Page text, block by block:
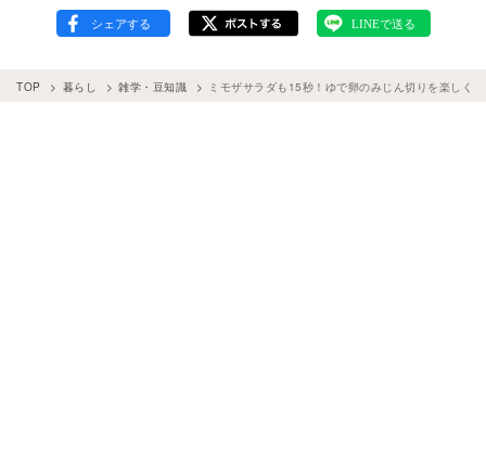
TOP 暮らし 雑学・豆知識 ミモザサラダも15秒！ゆで卵のみじん切りを楽しく